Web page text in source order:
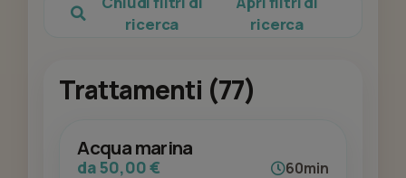
ricerca
ricerca
Trattamenti (77)
Acqua marina
da 50,00 € 60min